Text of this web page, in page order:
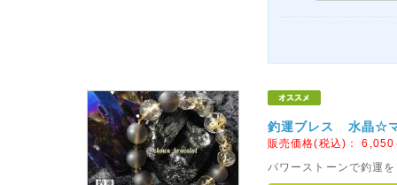
釣運ブレス 水晶☆
販売価格(税込)：6,050
パワーストーンで釣運